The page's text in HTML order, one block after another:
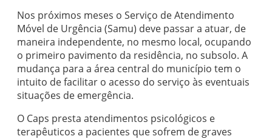
Nos próximos meses o Serviço de Atendimento
Móvel de Urgência (Samu) deve passar a atuar, de
maneira independente, no mesmo local, ocupando
o primeiro pavimento da residência, no subsolo. A
mudança para a área central do município tem o
intuito de facilitar o acesso do serviço às eventuais
situações de emergência.
O Caps presta atendimentos psicológicos e
terapêuticos a pacientes que sofrem de graves